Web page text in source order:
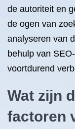
de autoriteit en
de ogen van
analyseren van
behulp van
voortdurend
Wat zijn
factoren